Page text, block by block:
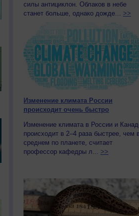
силы антициклон. Облаков в небе
станет больше, однако дожде... >>
Изменение климата России
происходит очень быстро
Изменение климата в России и
происходит в 2–4 раза быстрее, чем
среднем по планете, считает
профессор кафедры л... >>